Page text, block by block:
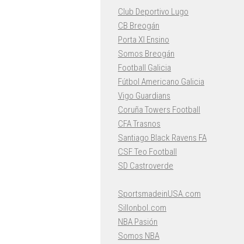
Club Deportivo Lugo
CB Breogán
Porta XI Ensino
Somos Breogán
Football Galicia
Fútbol Americano Galicia
Vigo Guardians
Coruña Towers Football
CFA Trasnos
Santiago Black Ravens FA
CSF Teo Football
SD Castroverde
SportsmadeinUSA.com
Sillonbol.com
NBA Pasión
Somos NBA